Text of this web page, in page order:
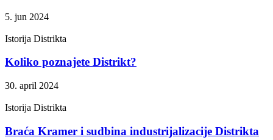
5. jun 2024
Istorija Distrikta
Koliko poznajete Distrikt?
30. april 2024
Istorija Distrikta
Braća Kramer i sudbina industrijalizacije Distrikta